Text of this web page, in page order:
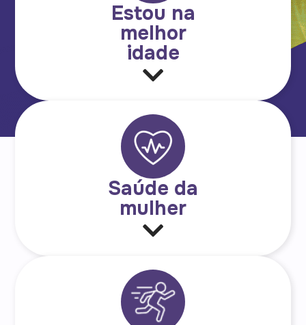
Estou na
melhor
idade
Saúde da
mulher